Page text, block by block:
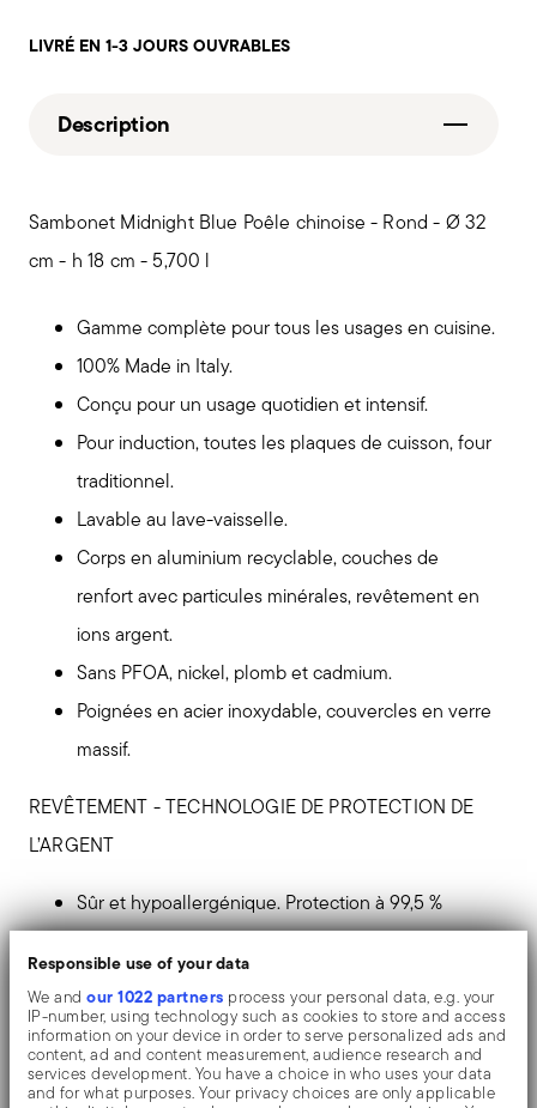
Responsible use of your data
We andour 1022 partners process your personal data, e.g. your
IP-number, using technology such as cookies to store and access
information on your device in order to serve personalized ads and
content, ad and content measurement, audience research and
services development. You have a choice in who uses your data
and for what purposes. Your privacy choices are only applicable
LIVRÉ EN 1-3 JOURS OUVRABLES
Description
Sambonet Midnight Blue Poêle chinoise - Rond - Ø 32
cm - h 18 cm - 5,700 l
Gamme complète pour tous les usages en cuisine.
100% Made in Italy.
Conçu pour un usage quotidien et intensif.
Pour induction, toutes les plaques de cuisson, four
traditionnel.
Lavable au lave-vaisselle.
Corps en aluminium recyclable, couches de
renfort avec particules minérales, revêtement en
ions argent.
Sans PFOA, nickel, plomb et cadmium.
Poignées en acier inoxydable, couvercles en verre
massif.
REVÊTEMENT - TECHNOLOGIE DE PROTECTION DE
L’ARGENT
Sûr et hypoallergénique. Protection à 99,5 %
Les ions d’argent rendent les surfaces
inhospitalières aux microorganismes tels que les
bactéries, les moisissures, les virus et
les champignons, qui ne peuvent ni proliférer ni